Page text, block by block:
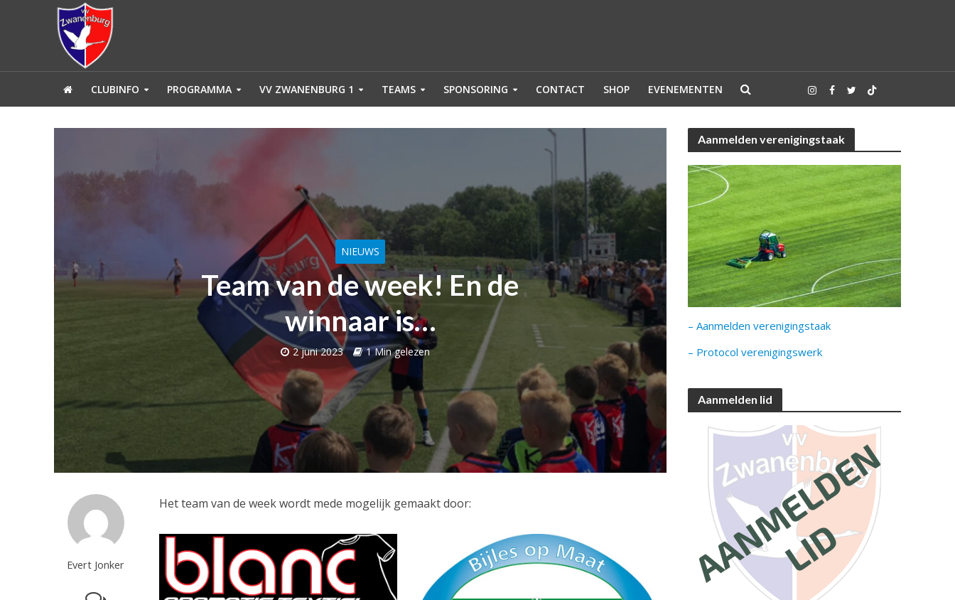
CLUBINFO PROGRAMMA VV ZWANENBURG 1 TEAMS SPONSORING CONTACT SHOP EVENEMENTEN
NIEUWS
Team van de week! En de
winnaar is…
2 juni 2023 1 Min gelezen
Evert Jonker
Het team van de week wordt mede mogelijk gemaakt door:
Aanmelden verenigingstaak
– Aanmelden verenigingstaak
– Protocol verenigingswerk
Aanmelden lid